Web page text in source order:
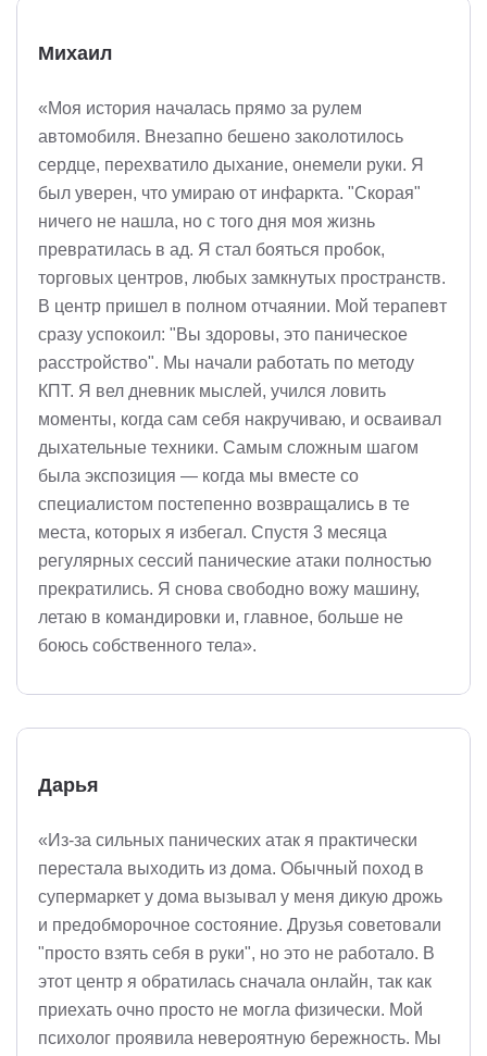
Михаил
«Моя история началась прямо за рулем
автомобиля. Внезапно бешено заколотилось
сердце, перехватило дыхание, онемели руки. Я
был уверен, что умираю от инфаркта. "Скорая"
ничего не нашла, но с того дня моя жизнь
превратилась в ад. Я стал бояться пробок,
торговых центров, любых замкнутых пространств.
В центр пришел в полном отчаянии. Мой терапевт
сразу успокоил: "Вы здоровы, это паническое
расстройство". Мы начали работать по методу
КПТ. Я вел дневник мыслей, учился ловить
моменты, когда сам себя накручиваю, и осваивал
дыхательные техники. Самым сложным шагом
была экспозиция — когда мы вместе со
специалистом постепенно возвращались в те
места, которых я избегал. Спустя 3 месяца
регулярных сессий панические атаки полностью
прекратились. Я снова свободно вожу машину,
летаю в командировки и, главное, больше не
боюсь собственного тела».
Дарья
«Из-за сильных панических атак я практически
перестала выходить из дома. Обычный поход в
супермаркет у дома вызывал у меня дикую дрожь
и предобморочное состояние. Друзья советовали
"просто взять себя в руки", но это не работало. В
этот центр я обратилась сначала онлайн, так как
приехать очно просто не могла физически. Мой
психолог проявила невероятную бережность. Мы